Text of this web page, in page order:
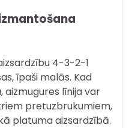
4-3-2-1
īpaši malās. Kad
aizmugures līnija var
pretuzbrukumiem,
platuma aizsardzībā.